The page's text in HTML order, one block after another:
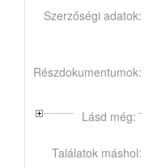
Szerzőségi adatok:
Részdokumentumok:
Lásd még:
Találatok máshol: